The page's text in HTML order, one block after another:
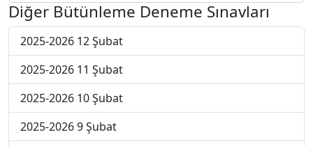
Diğer Bütünleme Deneme Sınavları
2025-2026 12 Şubat
2025-2026 11 Şubat
2025-2026 10 Şubat
2025-2026 9 Şubat